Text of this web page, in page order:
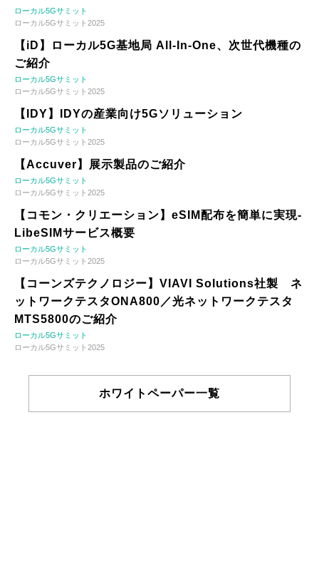
ローカル5Gサミット
ローカル5Gサミット2025
【iD】ローカル5G基地局 All-In-One、次世代機種の
ご紹介
ローカル5Gサミット
ローカル5Gサミット2025
【IDY】IDYの産業向け5Gソリューション
ローカル5Gサミット
ローカル5Gサミット2025
【Accuver】展示製品のご紹介
ローカル5Gサミット
ローカル5Gサミット2025
【コモン・クリエーション】eSIM配布を簡単に実現-
LibeSIMサービス概要
ローカル5Gサミット
ローカル5Gサミット2025
【コーンズテクノロジー】VIAVI Solutions社製 ネ
ットワークテスタONA800／光ネットワークテスタ
MTS5800のご紹介
ローカル5Gサミット
ローカル5Gサミット2025
ホワイトペーパー一覧